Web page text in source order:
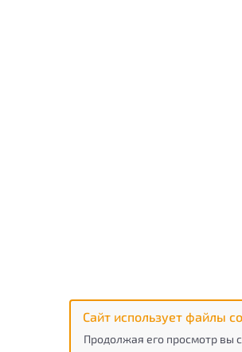
Сайт использует файлы
Продолжая его просмотр вы